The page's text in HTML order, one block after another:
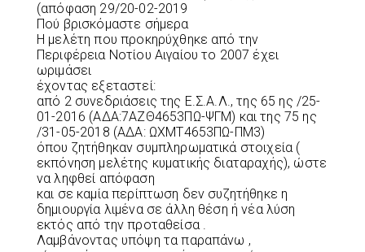
(απόφαση 29/20-02-2019
Πού βρισκόμαστε σήμερα
Η μελέτη που προκηρύχθηκε από την
Περιφέρεια Νοτίου Αιγαίου το 2007 έχει
ωριμάσει
έχοντας εξεταστεί:
από 2 συνεδριάσεις της Ε.Σ.Α.Λ., της 65 ης /25-
01-2016 (ΑΔΑ:7ΑΖΘ4653ΠΩ-ΨΓΜ) και της 75 ης
/31-05-2018 (ΑΔΑ: ΩΧΜΤ4653ΠΩ-ΠΜ3)
όπου ζητήθηκαν συμπληρωματικά στοιχεία (
εκπόνηση μελέτης κυματικής διαταραχής), ώστε
να ληφθεί απόφαση
και σε καμία περίπτωση δεν συζητήθηκε η
δημιουργία λιμένα σε άλλη θέση ή νέα λύση
εκτός από την προταθείσα .
Λαμβάνοντας υπόψη τα παραπάνω ,